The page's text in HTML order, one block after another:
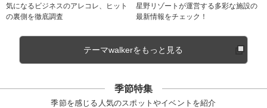
気になるビジネスのアレコレ、ヒット
の裏側を徹底調査
星野リゾートが運営する多彩な施設の
最新情報をチェック！
テーマwalkerをもっと見る
季節特集
季節を感じる人気のスポットやイベントを紹介